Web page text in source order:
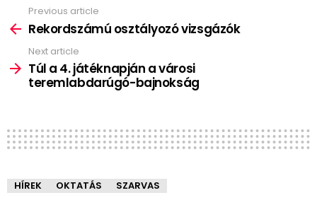
more
Previous article
Rekordszámú osztályozó vizsgázók
Next article
Túl a 4. játéknapján a városi
teremlabdarúgó-bajnokság
HÍREK OKTATÁS SZARVAS